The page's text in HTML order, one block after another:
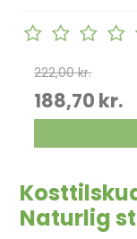
222,00 kr.
188,70 kr.
Naturlig